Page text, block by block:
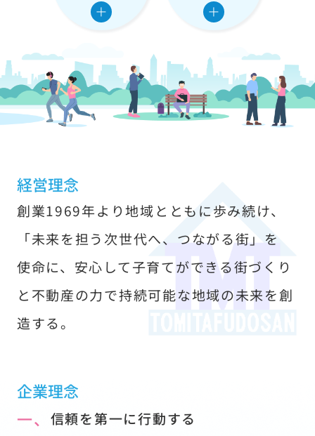
え
ま
す
経営理念
創業1969年より地域とともに歩み続け、
「未来を担う次世代へ、つながる街」を
使命に、安心して子育てができる街づくり
と不動産の力で持続可能な地域の未来を創
造する。
企業理念
一、 信頼を第一に行動する